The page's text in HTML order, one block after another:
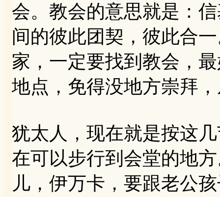
会。教会的意思就是：
间的彼此团契，彼此合
家，一定要找到教会，
地点，免得没地方崇拜
犹太人，现在就是按这
在可以步行到会堂的地
儿，伊万卡，要跟老公